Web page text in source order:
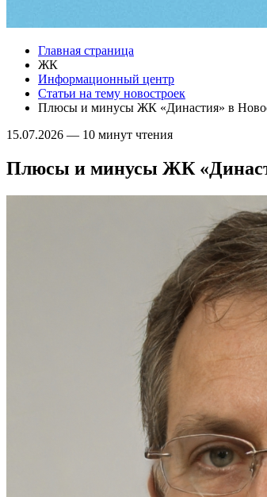
Главная страница
ЖК
Информационный центр
Статьи на тему новостроек
Плюсы и минусы ЖК «Династия» в
15.07.2026 — 10 минут чтения
Плюсы и минусы ЖК